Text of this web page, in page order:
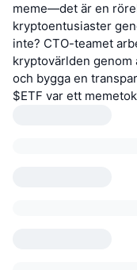
meme—det är en
kryptoentusiaster
inte? CTO-teamet
kryptovärlden
och bygga en
$ETF var ett